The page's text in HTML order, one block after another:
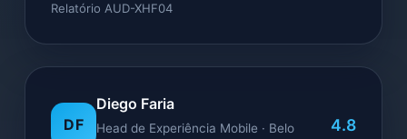
Relatório AUD-XHF04
DF
Diego Faria
Head de Experiência Mobile · Belo
4.8